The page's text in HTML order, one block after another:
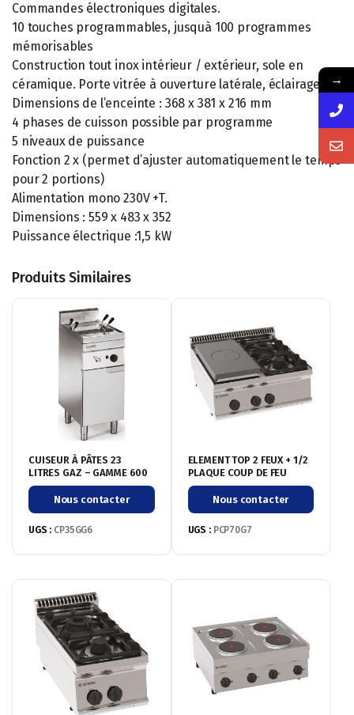
Commandes électroniques digitales.
10 touches programmables, jusquà 100 programmes
mémorisables
Construction tout inox intérieur / extérieur, sole en
céramique. Porte vitrée à ouverture latérale, éclairage.
Dimensions de l’enceinte : 368 x 381 x 216 mm
4 phases de cuisson possible par programme
5 niveaux de puissance
Fonction 2 x (permet d’ajuster automatiquement le temps
pour 2 portions)
Alimentation mono 230V +T.
Dimensions : 559 x 483 x 352
Puissance électrique :1,5 kW
Produits Similaires
CUISEUR À PÂTES 23
LITRES GAZ – GAMME 600
Nous contacter
UGS : CP35GG6
ELEMENT TOP 2 FEUX + 1/2
PLAQUE COUP DE FEU
Nous contacter
UGS : PCP70G7
→